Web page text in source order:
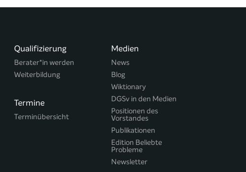
Qualifizierung
Berater*in werden
Weiterbildung
Termine
Terminübersicht
Medien
News
Blog
Wiktionary
DGSv in den Medien
Positionen des
Vorstandes
Publikationen
Edition Beliebte
Probleme
Newsletter